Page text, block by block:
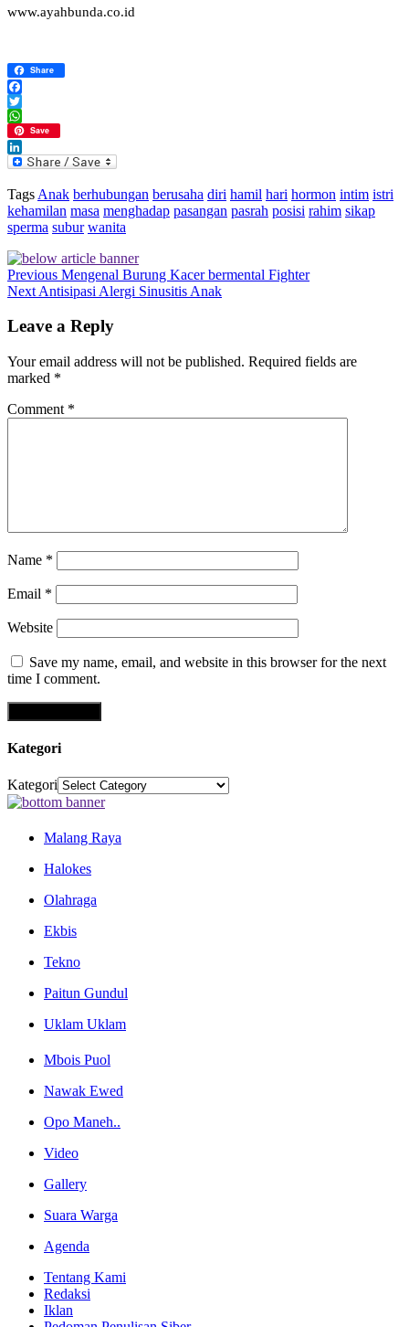
www.ayahbunda.co.id
Share
Facebook
Twitter
WhatsApp
Save
LinkedIn
Tags Anak berhubungan berusaha diri hamil hari hormon intim istri
kehamilan masa menghadap pasangan pasrah posisi rahim sikap
sperma subur wanita
Previous Mengenal Burung Kacer bermental Fighter
Next Antisipasi Alergi Sinusitis Anak
Leave a Reply
Your email address will not be published. Required fields are
marked *
Comment *
Name *
Email *
Website
Save my name, email, and website in this browser for the next
time I comment.
Kategori
Kategori
Malang Raya
Halokes
Olahraga
Ekbis
Tekno
Paitun Gundul
Uklam Uklam
Mbois Puol
Nawak Ewed
Opo Maneh..
Video
Gallery
Suara Warga
Agenda
Tentang Kami
Redaksi
Iklan